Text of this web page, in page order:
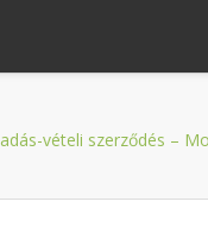
adás-vételi szerződés –